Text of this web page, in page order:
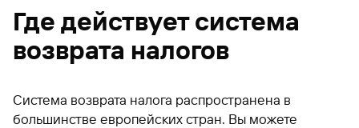
Где действует система
возврата налогов
Система возврата налога распространена в
большинстве европейских стран. Вы можете